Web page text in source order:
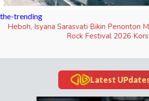
the-trending
Heboh, Isyana Sarasvati Bikin Penonton
Rock Festival 2026
Latest